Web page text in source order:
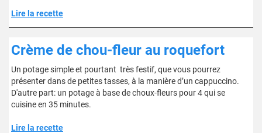
Lire la recette
Crème de chou-fleur au roquefort
Un potage simple et pourtant très festif, que vous pourrez
présenter dans de petites tasses, à la manière d’un cappuccino.
D'autre part: un potage à base de choux-fleurs pour 4 qui se
cuisine en 35 minutes.
Lire la recette